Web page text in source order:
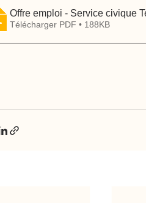
Offre emploi - Service civique
Télécharger PDF • 188KB